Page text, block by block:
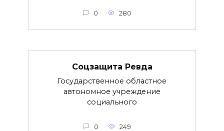
0 280
Соцзащита Ревда
Государственное областное
автономное учреждение
социального
0 249